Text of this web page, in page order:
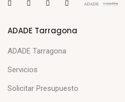
ADADE Tarragona
ADADE Tarragona
Servicios
Solicitar Presupuesto